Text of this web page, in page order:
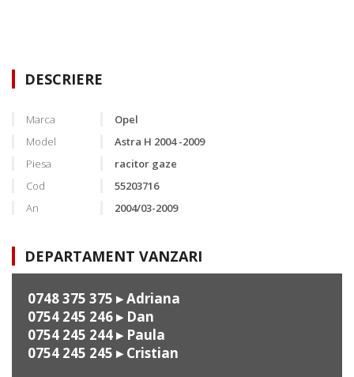
DESCRIERE
Marca
Opel
Model
Astra H 2004 -2009
Piesa
racitor gaze
Cod
55203716
An
2004/03-2009
DEPARTAMENT VANZARI
0748 375 375 ▸ Adriana
0754 245 246▸ Dan
0754 245 244▸ Paula
0754 245 245 ▸ Cristian